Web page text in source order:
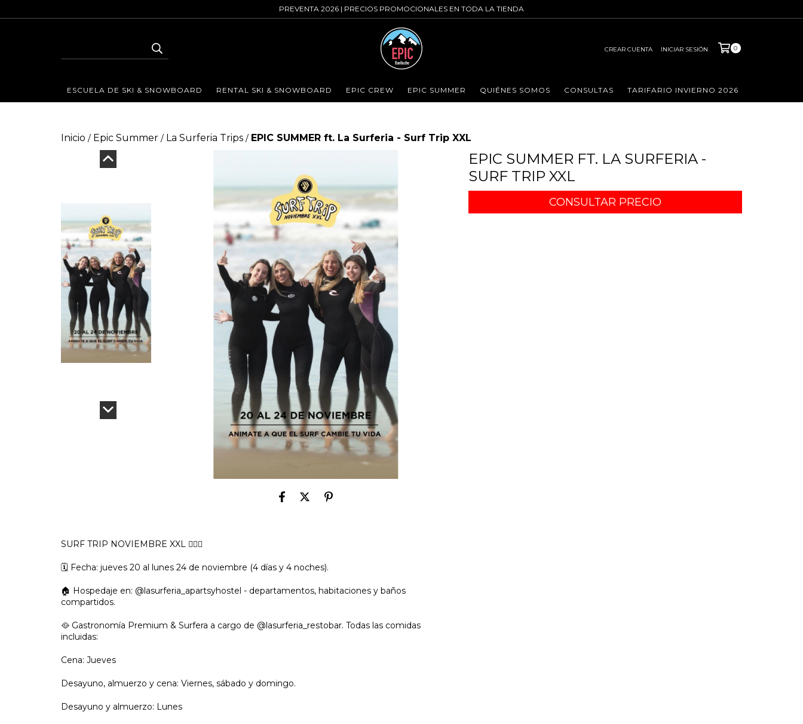
PREVENTA 2026 | PRECIOS PROMOCIONALES EN TODA LA TIENDA
CREAR CUENTA INICIAR SESIÓN 0
ESCUELA DE SKI & SNOWBOARD RENTAL SKI & SNOWBOARD EPIC CREW EPIC SUMMER QUIÉNES SOMOS CONSULTAS TARIFARIO INVIERNO 2026
Inicio / Epic Summer / La Surferia Trips / EPIC SUMMER ft. La Surferia - Surf Trip XXL
SURF TRIP NOVIEMBRE XXL 🏄🏼‍♂️
🗓️ Fecha: jueves 20 al lunes 24 de noviembre (4 días y 4 noches).
🏠 Hospedaje en: @lasurferia_apartsyhostel - departamentos, habitaciones y baños
compartidos.
🥘 Gastronomía Premium & Surfera a cargo de @lasurferia_restobar. Todas las comidas
incluidas:
Cena: Jueves
Desayuno, almuerzo y cena: Viernes, sábado y domingo.
Desayuno y almuerzo: Lunes
EPIC SUMMER FT. LA SURFERIA -
SURF TRIP XXL